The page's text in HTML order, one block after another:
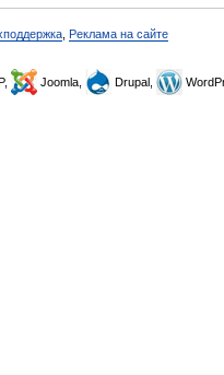
Реклама на сайте
Joomla, Drupal,